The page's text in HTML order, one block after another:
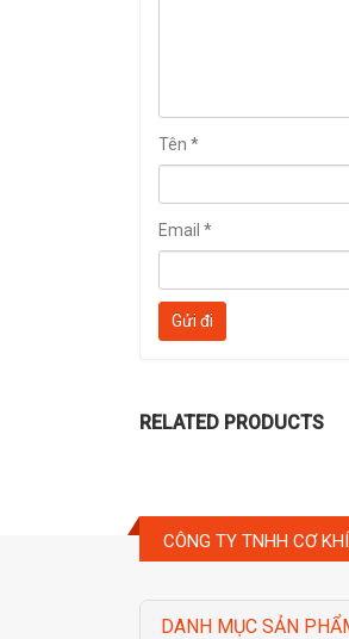
Tên *
Email *
RELATED PRODUCTS
CÔNG TY TNHH CƠ
DANH MỤC SẢN